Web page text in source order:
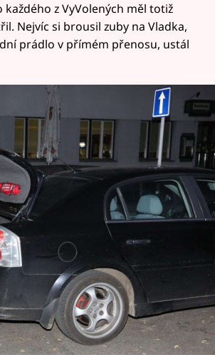
z VyVolených měl totiž
Nejvíc si brousil zuby na Vladka,
prádlo v přímém přenosu, ustál